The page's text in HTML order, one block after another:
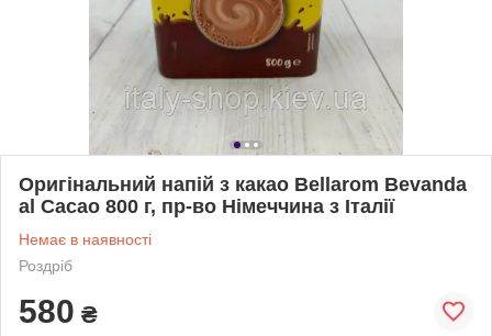
Оригінальний напій з какао Bellarom Bevanda
al Cacao 800 г, пр-во Німеччина з Італії
Немає в наявності
Роздріб
580 ₴